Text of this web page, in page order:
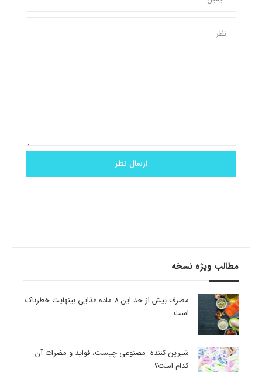
مطالب ویژه نسخه
مصرف بیش از حد این 8 ماده غذایی بینهایت خطرناک
است
شیرین کننده مصنوعی چیست، فواید و مضرات آن
کدام است؟